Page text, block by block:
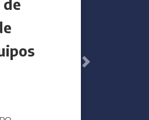
VIAMONTE
Siguiente